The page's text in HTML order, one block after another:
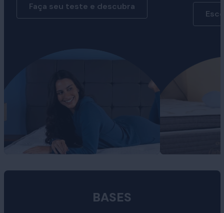
Faça seu teste e descubra
BASES